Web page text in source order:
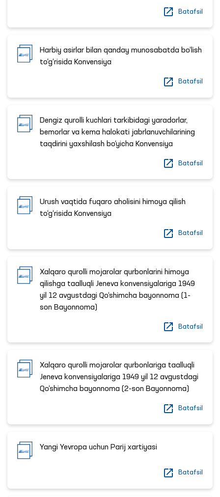
Batafsil
Harbiy asirlar bilan qanday munosabatda bo‘lish
to‘g‘risida Konvensiya
Batafsil
Dengiz qurolli kuchlari tarkibidagi yaradorlar,
bemorlar va kema halokati jabrlanuvchilarining
taqdirini yaxshilash bo‘yicha Konvensiya
Batafsil
Urush vaqtida fuqaro aholisini himoya qilish
to‘g‘risida Konvensiya
Batafsil
Xalqaro qurolli mojarolar qurbonlarini himoya
qilishga taalluqli Jeneva konvensiyalariga 1949
yil 12 avgustdagi Qo‘shimcha bayonnoma (1-
son Bayonnoma)
Batafsil
Xalqaro qurolli mojarolar qurbonlariga taalluqli
Jeneva konvensiyalariga 1949 yil 12 avgustdagi
Qo‘shimcha bayonnoma (2-son Bayonnoma)
Batafsil
Yangi Yevropa uchun Parij xartiyasi
Batafsil